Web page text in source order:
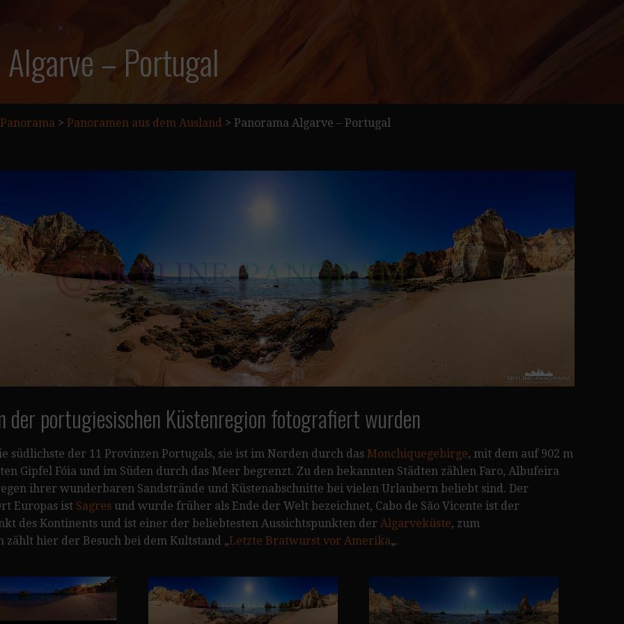
Algarve – Portugal
Panorama > Panoramen aus dem Ausland > Panorama Algarve – Portugal
der portugiesischen Küstenregion fotografiert wurden
südlichste der 11 Provinzen Portugals, sie ist im Norden durch das Monchiquegebirge, mit dem auf 902 m
Gipfel Fóia und im Süden durch das Meer begrenzt. Zu den bekannten Städten zählen Faro, Albufeira
ihrer wunderbaren Sandstrände und Küstenabschnitte bei vielen Urlaubern beliebt sind. Der
Europas ist Sagres und wurde früher als Ende der Welt bezeichnet, Cabo de São Vicente ist der
des Kontinents und ist einer der beliebtesten Aussichtspunkten der Algarveküste, zum
hier der Besuch bei dem Kultstand „Letzte Bratwurst vor Amerika„.